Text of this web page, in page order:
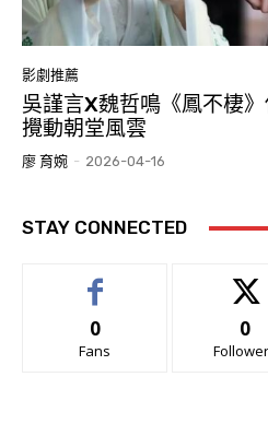
影劇推薦
吳謹言X魏哲鳴《鳳不棲
攪動朝堂風雲
廖 育婉 - 2026-04-16
STAY CONNECTED
0
Fans
0